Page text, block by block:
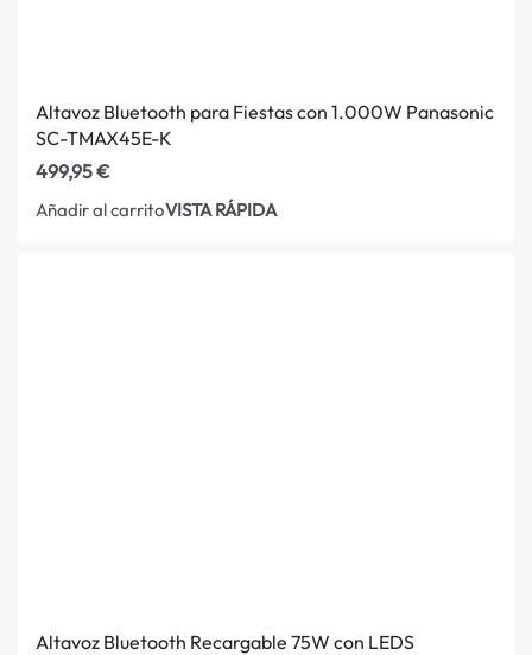
Altavoz Bluetooth para Fiestas con 1.000W Panasonic
SC-TMAX45E-K
499,95€
Añadir al carritoVISTA RÁPIDA
Altavoz Bluetooth Recargable 75W con LEDS